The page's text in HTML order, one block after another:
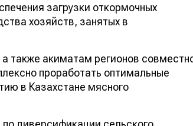
меры по повышению
загрузки откормочных
хозяйств, занятых в
также акиматам регионов совместно
проработать оптимальные
в Казахстане мясного